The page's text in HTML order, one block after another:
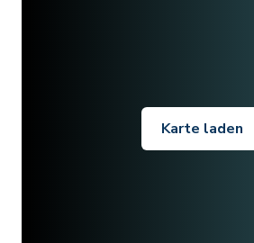
Karte laden